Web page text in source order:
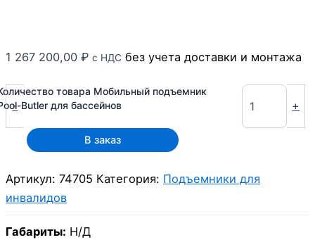
1 267 200,00 ₽ с НДС без учета доставки и монтажа
-
товара Мобильный подъемник
Butler для бассейнов
+
В заказ
Артикул: 74705 Категория: Подъемники для
инвалидов
Габариты: Н/Д